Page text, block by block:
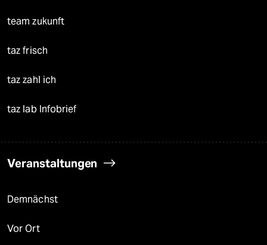
team zukunft
taz frisch
taz zahl ich
taz lab Infobrief
Veranstaltungen
Demnächst
Vor Ort